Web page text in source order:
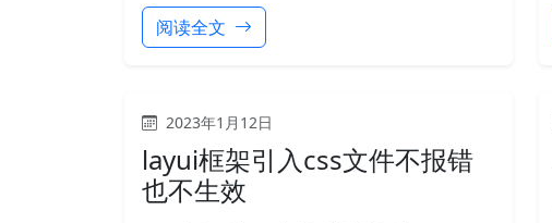
阅读全文
2023年1月12日
layui框架引入css文件不报错
也不生效